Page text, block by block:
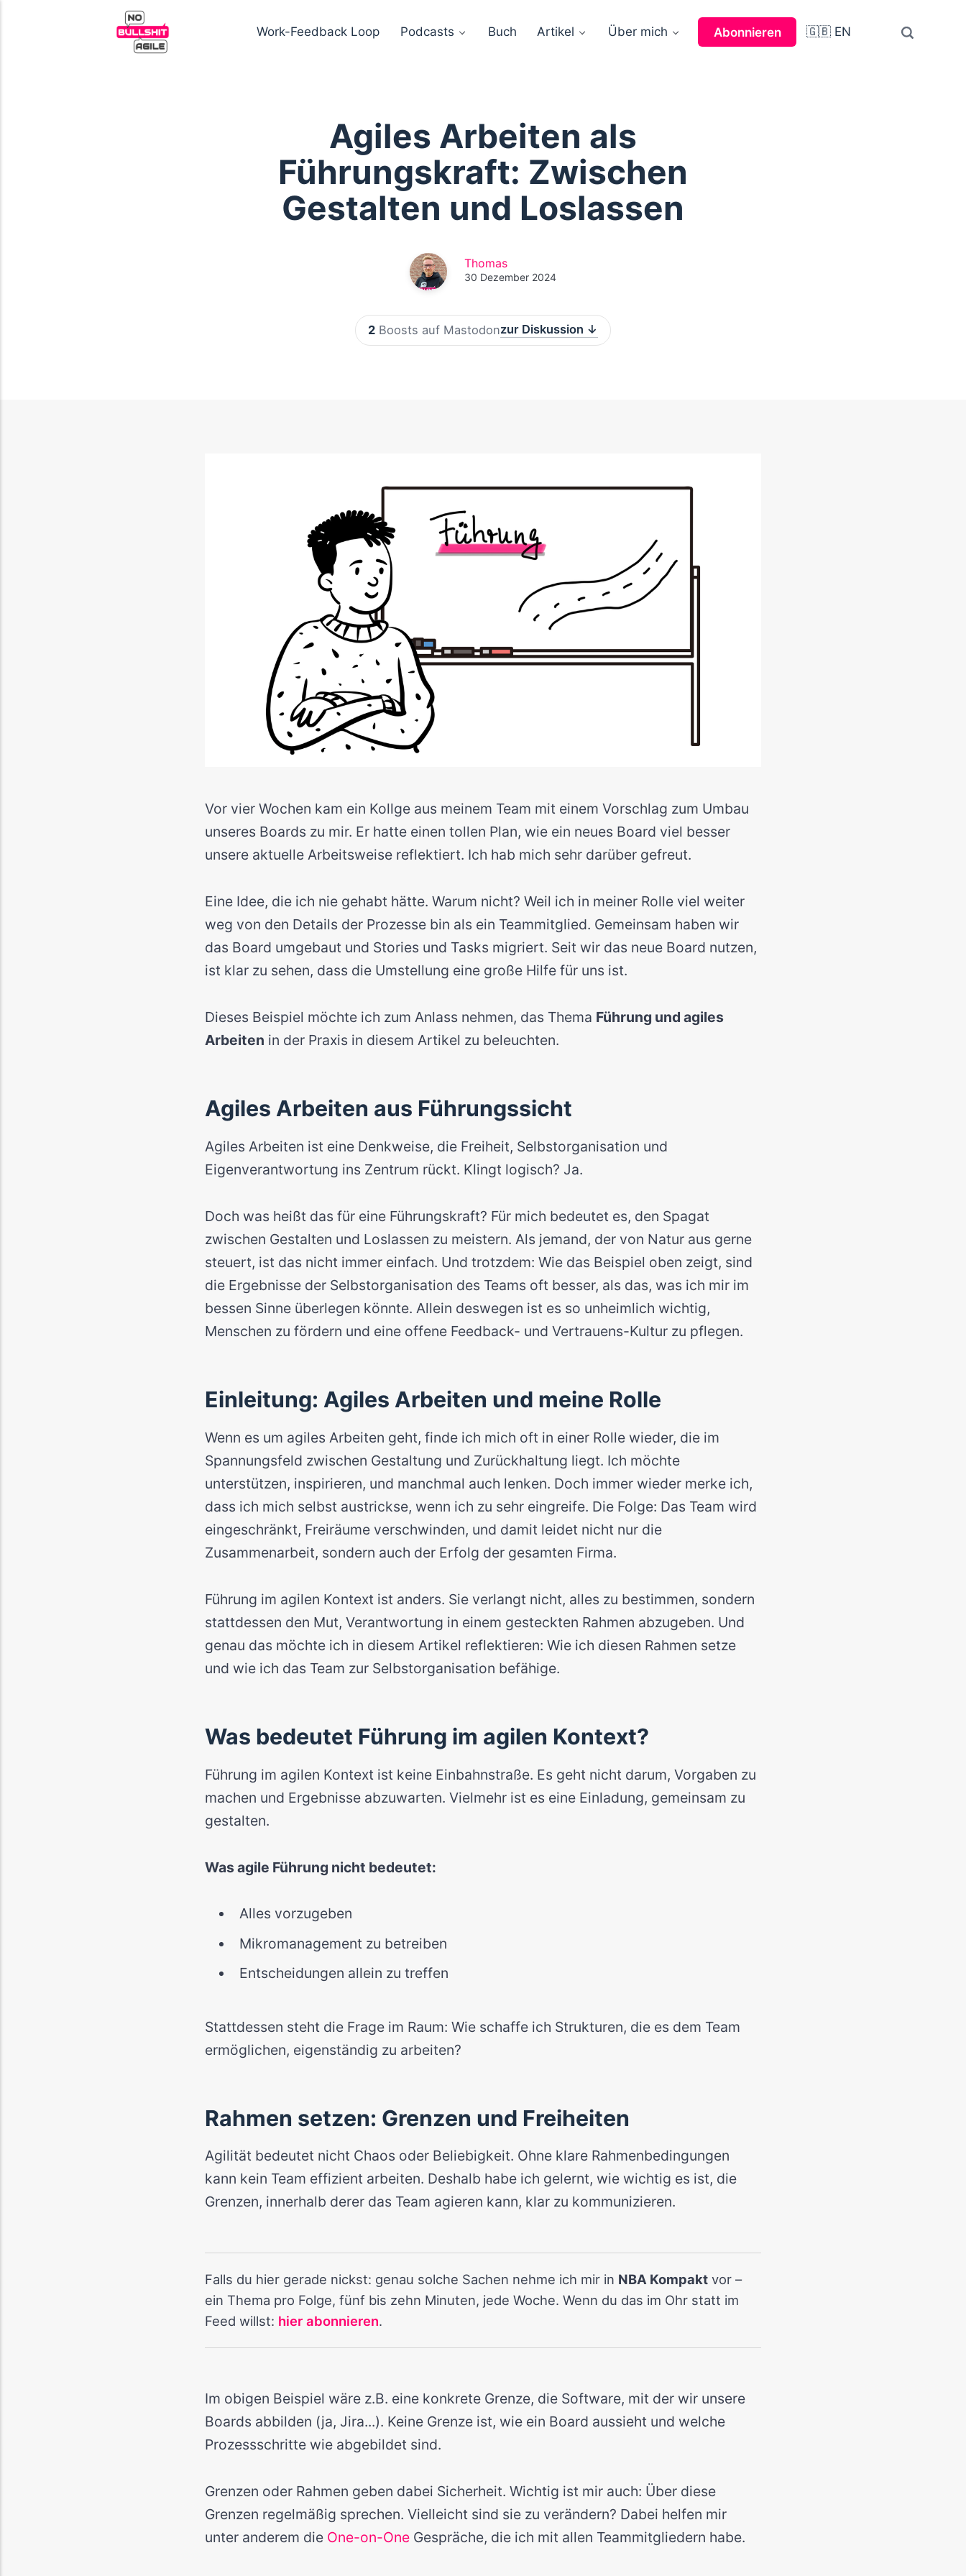
Work-Feedback Loop Podcasts Buch Artikel Über mich Abonnieren 🇬🇧 EN
Agiles Arbeiten als
Führungskraft: Zwischen
Gestalten und Loslassen
Thomas
30 Dezember 2024
Vor vier Wochen kam ein Kollge aus meinem Team mit einem Vorschlag zum Umbau
unseres Boards zu mir. Er hatte einen tollen Plan, wie ein neues Board viel besser
unsere aktuelle Arbeitsweise reflektiert. Ich hab mich sehr darüber gefreut.
Eine Idee, die ich nie gehabt hätte. Warum nicht? Weil ich in meiner Rolle viel weiter
weg von den Details der Prozesse bin als ein Teammitglied. Gemeinsam haben wir
das Board umgebaut und Stories und Tasks migriert. Seit wir das neue Board nutzen,
ist klar zu sehen, dass die Umstellung eine große Hilfe für uns ist.
Dieses Beispiel möchte ich zum Anlass nehmen, das Thema Führung und agiles
Arbeiten in der Praxis in diesem Artikel zu beleuchten.
Agiles Arbeiten aus Führungssicht
Agiles Arbeiten ist eine Denkweise, die Freiheit, Selbstorganisation und
Eigenverantwortung ins Zentrum rückt. Klingt logisch? Ja.
Doch was heißt das für eine Führungskraft? Für mich bedeutet es, den Spagat
zwischen Gestalten und Loslassen zu meistern. Als jemand, der von Natur aus gerne
steuert, ist das nicht immer einfach. Und trotzdem: Wie das Beispiel oben zeigt, sind
die Ergebnisse der Selbstorganisation des Teams oft besser, als das, was ich mir im
bessen Sinne überlegen könnte. Allein deswegen ist es so unheimlich wichtig,
Menschen zu fördern und eine offene Feedback- und Vertrauens-Kultur zu pflegen.
Einleitung: Agiles Arbeiten und meine Rolle
Wenn es um agiles Arbeiten geht, finde ich mich oft in einer Rolle wieder, die im
Spannungsfeld zwischen Gestaltung und Zurückhaltung liegt. Ich möchte
unterstützen, inspirieren, und manchmal auch lenken. Doch immer wieder merke ich,
dass ich mich selbst austrickse, wenn ich zu sehr eingreife. Die Folge: Das Team wird
eingeschränkt, Freiräume verschwinden, und damit leidet nicht nur die
Zusammenarbeit, sondern auch der Erfolg der gesamten Firma.
Führung im agilen Kontext ist anders. Sie verlangt nicht, alles zu bestimmen, sondern
stattdessen den Mut, Verantwortung in einem gesteckten Rahmen abzugeben. Und
genau das möchte ich in diesem Artikel reflektieren: Wie ich diesen Rahmen setze
und wie ich das Team zur Selbstorganisation befähige.
Was bedeutet Führung im agilen Kontext?
Führung im agilen Kontext ist keine Einbahnstraße. Es geht nicht darum, Vorgaben zu
machen und Ergebnisse abzuwarten. Vielmehr ist es eine Einladung, gemeinsam zu
gestalten.
Was agile Führung nicht bedeutet:
Alles vorzugeben
Mikromanagement zu betreiben
Entscheidungen allein zu treffen
Stattdessen steht die Frage im Raum: Wie schaffe ich Strukturen, die es dem Team
ermöglichen, eigenständig zu arbeiten?
Rahmen setzen: Grenzen und Freiheiten
Agilität bedeutet nicht Chaos oder Beliebigkeit. Ohne klare Rahmenbedingungen
kann kein Team effizient arbeiten. Deshalb habe ich gelernt, wie wichtig es ist, die
Grenzen, innerhalb derer das Team agieren kann, klar zu kommunizieren.
Falls du hier gerade nickst: genau solche Sachen nehme ich mir in NBA Kompaktvor –
ein Thema pro Folge, fünf bis zehn Minuten, jede Woche. Wenn du das im Ohr statt im
Feed willst: hier abonnieren.
Im obigen Beispiel wäre z.B. eine konkrete Grenze, die Software, mit der wir unsere
Boards abbilden (ja, Jira...). Keine Grenze ist, wie ein Board aussieht und welche
Prozessschritte wie abgebildet sind.
Grenzen oder Rahmen geben dabei Sicherheit. Wichtig ist mir auch: Über diese
Grenzen regelmäßig sprechen. Vielleicht sind sie zu verändern? Dabei helfen mir
unter anderem die One-on-OneGespräche, die ich mit allen Teammitgliedern habe.